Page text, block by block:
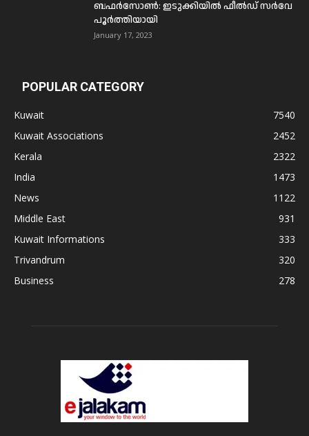
ബഫര്‍സോണ്‍: ഇടുക്കിയില്‍ ഫീല്‍ഡ് സര്‍വേ
പൂര്‍ത്തിയായി
January 17, 2023
POPULAR CATEGORY
Kuwait
7540
Kuwait Associations
2452
Kerala
2322
India
1473
News
1122
Middle East
931
Kuwait Informations
333
Trivandrum
320
Business
278